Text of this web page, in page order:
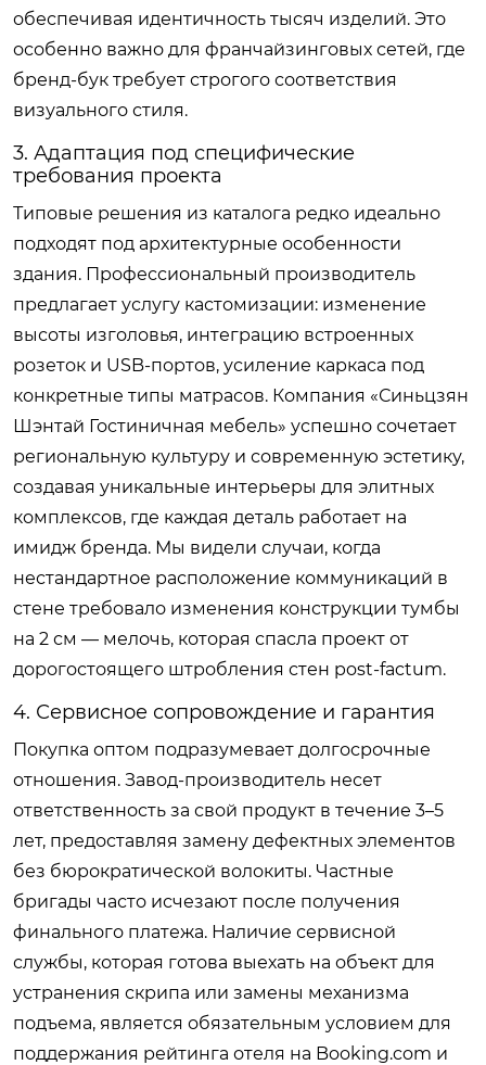
обеспечивая идентичность тысяч изделий. Это
особенно важно для франчайзинговых сетей, где
бренд-бук требует строгого соответствия
визуального стиля.
3. Адаптация под специфические
требования проекта
Типовые решения из каталога редко идеально
подходят под архитектурные особенности
здания. Профессиональный производитель
предлагает услугу кастомизации: изменение
высоты изголовья, интеграцию встроенных
розеток и USB-портов, усиление каркаса под
конкретные типы матрасов. Компания «Синьцзян
Шэнтай Гостиничная мебель» успешно сочетает
региональную культуру и современную эстетику,
создавая уникальные интерьеры для элитных
комплексов, где каждая деталь работает на
имидж бренда. Мы видели случаи, когда
нестандартное расположение коммуникаций в
стене требовало изменения конструкции тумбы
на 2 см — мелочь, которая спасла проект от
дорогостоящего штробления стен post-factum.
4. Сервисное сопровождение и гарантия
Покупка оптом подразумевает долгосрочные
отношения. Завод-производитель несет
ответственность за свой продукт в течение 3–5
лет, предоставляя замену дефектных элементов
без бюрократической волокиты. Частные
бригады часто исчезают после получения
финального платежа. Наличие сервисной
службы, которая готова выехать на объект для
устранения скрипа или замены механизма
подъема, является обязательным условием для
поддержания рейтинга отеля на Booking.com и